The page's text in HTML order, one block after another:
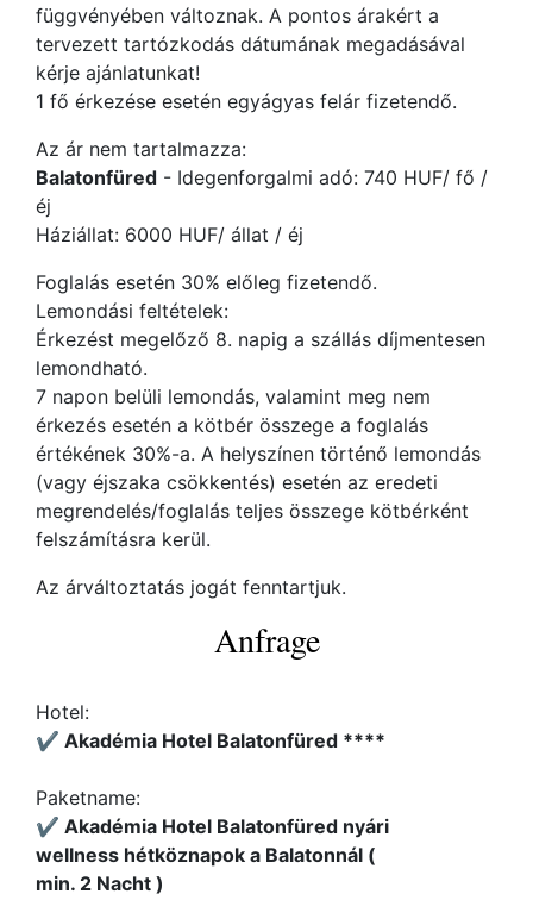
függvényében változnak. A pontos árakért a
tervezett tartózkodás dátumának megadásával
kérje ajánlatunkat!
1 fő érkezése esetén egyágyas felár fizetendő.
Az ár nem tartalmazza:
Balatonfüred - Idegenforgalmi adó: 740 HUF/ fő /
éj
Háziállat: 6000 HUF/ állat / éj
Foglalás esetén 30% előleg fizetendő.
Lemondási feltételek:
Érkezést megelőző 8. napig a szállás díjmentesen
lemondható.
7 napon belüli lemondás, valamint meg nem
érkezés esetén a kötbér összege a foglalás
értékének 30%-a. A helyszínen történő lemondás
(vagy éjszaka csökkentés) esetén az eredeti
megrendelés/foglalás teljes összege kötbérként
felszámításra kerül.
Az árváltoztatás jogát fenntartjuk.
Anfrage
Hotel:
✔️ Akadémia Hotel Balatonfüred ****
Paketname:
✔️ Akadémia Hotel Balatonfüred nyári
wellness hétköznapok a Balatonnál (
min. 2 Nacht )